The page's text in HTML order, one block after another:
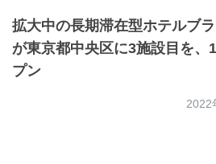
拡大中の長期滞在型ホテルブ
が東京都中央区に3施設目を、
プン
2022